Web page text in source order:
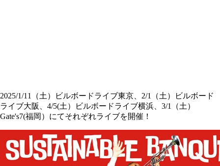
2025/1/11（土）ビルボードライブ東京、2/1（土）ビルボード
ライブ大阪、4/5(土）ビルボードライブ横浜、3/1（土）
Gate's7(福岡）にてそれぞれライブを開催！